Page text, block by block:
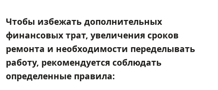
Чтобы избежать дополнительных
финансовых трат, увеличения сроков
ремонта и необходимости переделывать
работу, рекомендуется соблюдать
определенные правила: